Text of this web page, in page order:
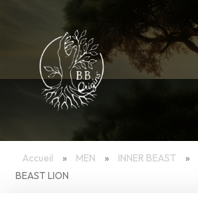
Accueil » MEN » INNER BEAST »
BEAST LION